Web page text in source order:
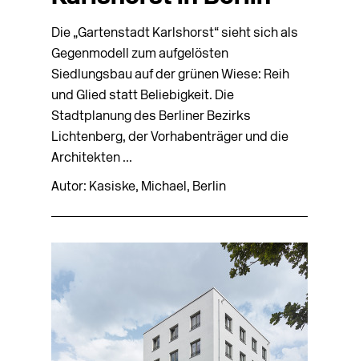
Die „Gartenstadt Karlshorst“ sieht sich als
Gegenmodell zum aufgelösten
Siedlungsbau auf der grünen Wiese: Reih
und Glied statt Beliebigkeit. Die
Stadtplanung des Berliner Bezirks
Lichtenberg, der Vorhabenträger und die
Architekten ...
Autor: Kasiske, Michael, Berlin